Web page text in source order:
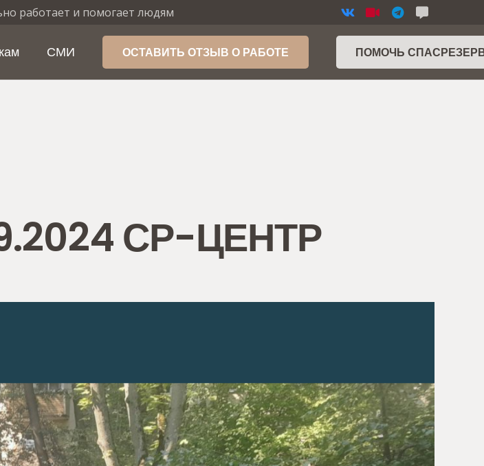
работает и помогает людям
СМИ ОСТАВИТЬ ОТЗЫВ О РАБОТЕ ПОМОЧЬ
СР-ЦЕНТР